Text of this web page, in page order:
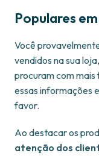
Populares
Você
vendidos na sua
procuram com
essas informações
favor.
Ao destacar os
atenção dos